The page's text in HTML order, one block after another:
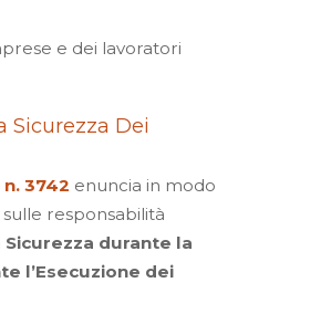
e dei lavoratori
Sicurezza Dei
3742 enuncia in modo
responsabilità
durante la
l’Esecuzione dei